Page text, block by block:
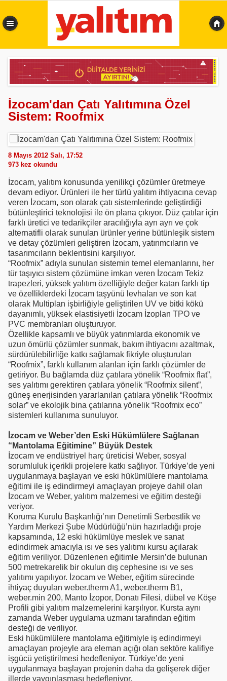
İzocam'dan Çatı Yalıtımına Özel
Sistem: Roofmix
8 Mayıs 2012 Salı, 17:52
973 kez okundu
İzocam, yalıtım konusunda yenilikçi çözümler üretmeye
devam ediyor. Ürünleri ile her türlü yalıtım ihtiyacına cevap
veren İzocam, son olarak çatı sistemlerinde geliştirdiği
bütünleştirici teknolojisi ile ön plana çıkıyor. Düz çatılar için
farklı üretici ve tedarikçiler aracılığıyla ayrı ayrı ve çok
alternatifli olarak sunulan ürünler yerine bütünleşik sistem
ve detay çözümleri geliştiren İzocam, yatırımcıların ve
tasarımcıların beklentisini karşılıyor.
“Roofmix” adıyla sunulan sistemin temel elemanlarını, her
tür taşıyıcı sistem çözümüne imkan veren İzocam Tekiz
trapezleri, yüksek yalıtım özelliğiyle değer katan farklı tip
ve özelliklerdeki İzocam taşyünü levhaları ve son kat
olarak Multiplan işbirliğiyle geliştirilen UV ve bitki kökü
dayanımlı, yüksek elastisiyetli İzocam İzoplan TPO ve
PVC membranları oluşturuyor.
Özellikle kapsamlı ve büyük yatırımlarda ekonomik ve
uzun ömürlü çözümler sunmak, bakım ihtiyacını azaltmak,
sürdürülebilirliğe katkı sağlamak fikriyle oluşturulan
“Roofmix”, farklı kullanım alanları için farklı çözümler de
getiriyor. Bu bağlamda düz çatılara yönelik “Roofmix flat”,
ses yalıtımı gerektiren çatılara yönelik “Roofmix silent”,
güneş enerjisinden yararlanılan çatılara yönelik “Roofmix
solar” ve ekolojik bina çatılarına yönelik “Roofmix eco”
sistemleri kullanıma sunuluyor.
İzocam ve Weber’den Eski Hükümlülere Sağlanan
“Mantolama Eğitimine” Büyük Destek
İzocam ve endüstriyel harç üreticisi Weber, sosyal
sorumluluk içerikli projelere katkı sağlıyor. Türkiye’de yeni
uygulanmaya başlayan ve eski hükümlülere mantolama
eğitimi ile iş edindirmeyi amaçlayan projeye dahil olan
İzocam ve Weber, yalıtım malzemesi ve eğitim desteği
veriyor.
Koruma Kurulu Başkanlığı’nın Denetimli Serbestlik ve
Yardım Merkezi Şube Müdürlüğü’nün hazırladığı proje
kapsamında, 12 eski hükümlüye meslek ve sanat
edindirmek amacıyla ısı ve ses yalıtımı kursu açılarak
eğitim veriliyor. Düzenlenen eğitimle Mersin’de bulunan
500 metrekarelik bir okulun dış cephesine ısı ve ses
yalıtımı yapılıyor. İzocam ve Weber, eğitim sürecinde
ihtiyaç duyulan weber.therm A1, weber.therm B1,
weber.min 200, Manto İzopor, Donatı Filesi, dübel ve Köşe
Profili gibi yalıtım malzemelerini karşılıyor. Kursta aynı
zamanda Weber uygulama uzmanı tarafından eğitim
desteği de veriliyor.
Eski hükümlülere mantolama eğitimiyle iş edindirmeyi
amaçlayan projeyle ara eleman açığı olan sektöre kalifiye
işgücü yetiştirilmesi hedefleniyor. Türkiye’de yeni
uygulanmaya başlayan projenin daha da gelişerek diğer
illerde yaygınlaşması hedefleniyor.
0,344 sn